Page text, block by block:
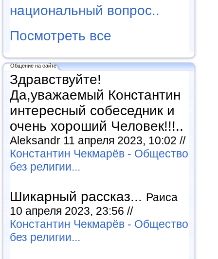
национальный вопрос..
Посмотреть все
Общение на сайте
Здравствуйте!
Да,уважаемый Константин
интересный собеседник и
очень хороший Человек!!!..
Aleksandr 11 апреля 2023, 10:02 //
Константин Чекмарёв - Общество
без религии...
Шикарный рассказ... Раиса
10 апреля 2023, 23:56 //
Константин Чекмарёв - Общество
без религии...